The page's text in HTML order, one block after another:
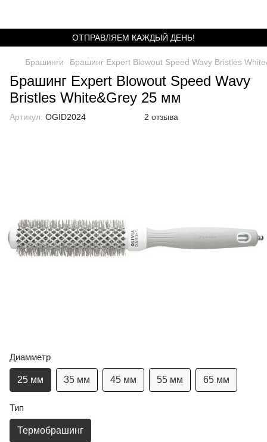
ОТПРАВЛЯЕМ КАЖДЫЙ ДЕНЬ!
Брашинги Брашинг Expert Blowout Speed Wavy Bristles
Брашинг Expert Blowout Speed Wavy
Bristles White&Grey 25 мм
Артикул: OGID2024 2 отзыва
Диамметр
25 мм 35 мм 45 мм 55 мм 65 мм
Тип
Термобрашинг